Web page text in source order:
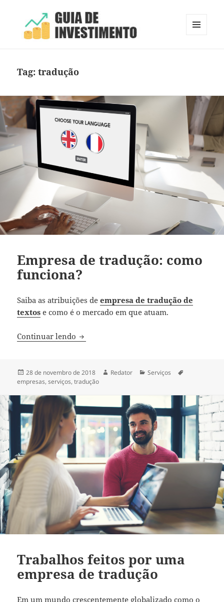
Tag:tradução
Empresa de tradução: como
funciona?
Saiba as atribuições deempresa de tradução de
textos e como é o mercado em que atuam.
Continuar lendo Empresa de tradução: como funciona?
Publicado
em
28 de novembro de 2018 Autor
Redator Categorias
Serviços
empresas,serviços,tradução
Trabalhos feitos por uma
empresa de tradução
Em um mundo crescentemente globalizado como o